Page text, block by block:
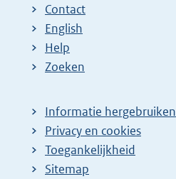
Contact
English
Help
Zoeken
Informatie hergebruiken
Privacy en cookies
Toegankelijkheid
Sitemap